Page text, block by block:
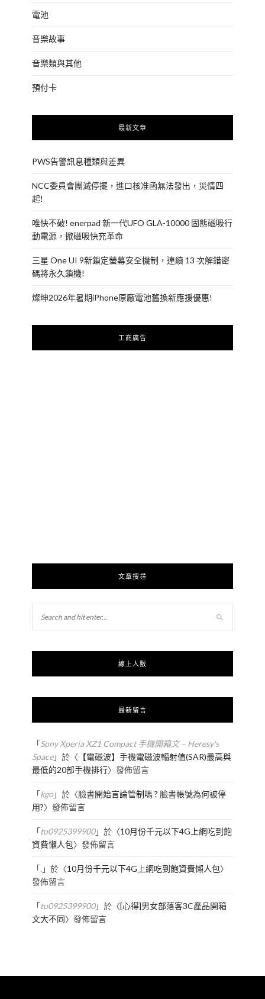
電池
音樂故事
音樂類與其他
預付卡
最新文章
PWS告警訊息種類與差異
NCC委員會團滅停擺，進口核准函無法發出，災情四
起!
唯快不破! enerpad 新一代UFO GLA-10000 固態磁吸行
動電源，掀磁吸快充革命
三星 One UI 9新鎖定螢幕安全機制，連續 13 次解錯密
碼將永久鎖機!
燦坤2026年暑期iPhone原廠電池舊換新應援優惠!
工商廣告
文章搜尋
線上人數
最新留言
「Sony Xperia XZ1 Compact 手機開箱文 – Heresy's
Space」於〈 【電磁波】手機電磁波輻射值(SAR)最高與
最低的20部手機排行〉發佈留言
「kgo」於〈臉書開始言論管制嗎 ? 臉書帳號為何被停
用?〉發佈留言
「tu0925399900」於〈10月份千元以下4G上網吃到飽
資費懶人包〉發佈留言
「.」於〈10月份千元以下4G上網吃到飽資費懶人包〉
發佈留言
「tu0925399900」於〈[心得]男女部落客3C產品開箱
文大不同〉發佈留言